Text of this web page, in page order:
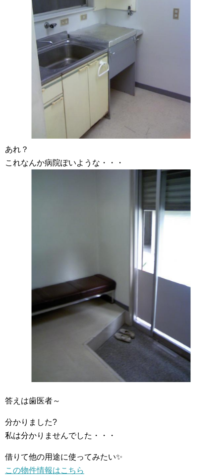
あれ？
これなんか病院ぽいような・・・
答えは歯医者～
分かりました?
私は分かりませんでした・・・
借りて他の用途に使ってみたい✨
この物件情報はこちら